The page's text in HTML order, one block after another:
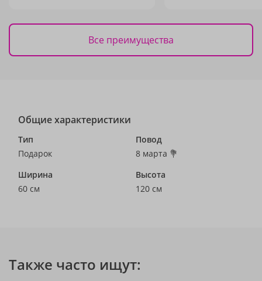
Все преимущества
Общие характеристики
Тип
Подарок
Повод
8 марта 💐
Ширина
60 см
Высота
120 см
Также часто ищут: